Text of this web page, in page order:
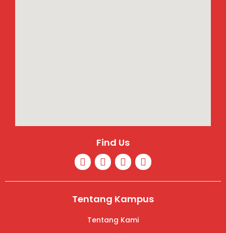
Find Us
Tentang Kampus
Tentang Kami